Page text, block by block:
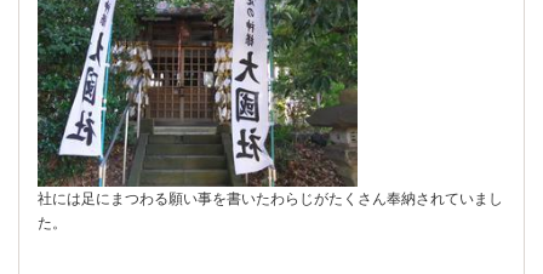
社には足にまつわる願い事を書いたわらじがたくさん奉納されていまし
た。